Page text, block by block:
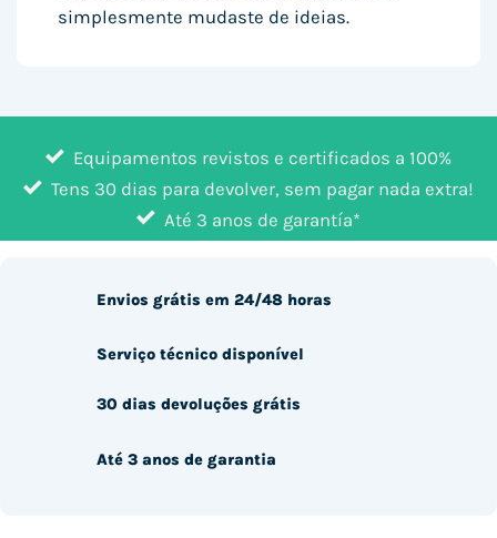
simplesmente mudaste de ideias.
Equipamentos revistos e certificados a 100%
Tens 30 dias para devolver, sem pagar nada extra!
Até 3 anos de garantía*
Envios grátis em 24/48 horas
Serviço técnico disponível
30 dias devoluções grátis
Até 3 anos de garantia